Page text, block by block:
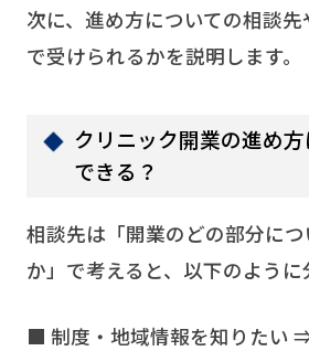
次に、進め方についての相談
で受けられるかを説明します。
クリニック開業の進め
できる？
相談先は「開業のどの部分に
か」で考えると、以下のように
■ 制度・地域情報を知りたい